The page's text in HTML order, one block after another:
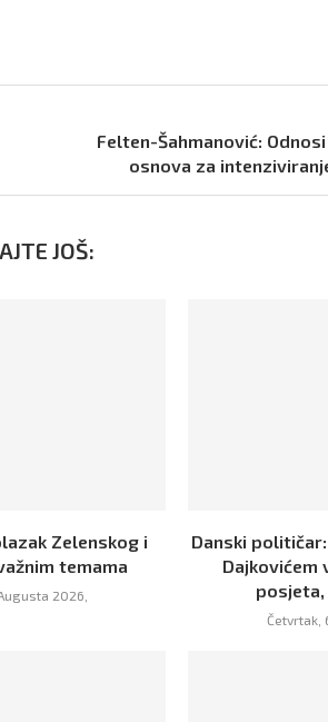
Felten-Šahmanović:
osnova za
JOŠ:
Zelenskog i
temama
2026,
Danski
Dajkovićem
posjeta,
Četvrtak,